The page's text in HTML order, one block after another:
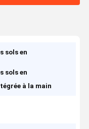
sols en
sols en
à la main